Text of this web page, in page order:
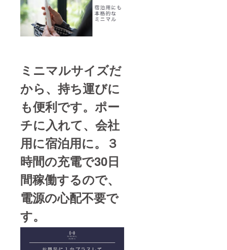
ミニマルサイズだ
から、持ち運びに
も便利です。ポー
チに入れて、会社
用に宿泊用に。３
時間の充電で30日
間稼働するので、
電源の心配不要で
す。